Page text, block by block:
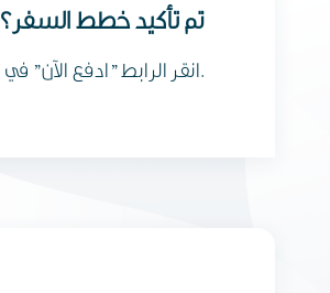
تم تأكيد خطط السفر؟
انقر الرابط "ادفع الآن" في رسالة التأكيد المستلمة عبر بريدك الإلكتروني للمتابعة مباشرة إلى محرك الحجز الخاص بنا واصدار تذكرة السفر الخاصة بك.